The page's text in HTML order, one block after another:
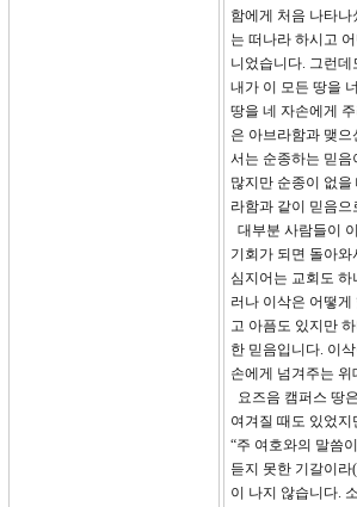
함에게 처음 나타나
는 떠나라 하시고
니었습니다. 그런
내가 이 모든 땅을
땅을 네 자손에게
은 아브라함과 맺
서는 순종하는 믿음
많지만 순종이 없
라함과 같이 믿음
대부분 사람들이
기회가 되면 돌아
심지어는 교회도
러나 이삭은 어떻
고 아픔도 있지만
한 믿음입니다. 이
손에게 넘겨주는
요즈음 캠퍼스 땅
여겨질 때도 있었
“주 여호와의 말씀
듣지 못한 기갈이
이 나지 않습니다.